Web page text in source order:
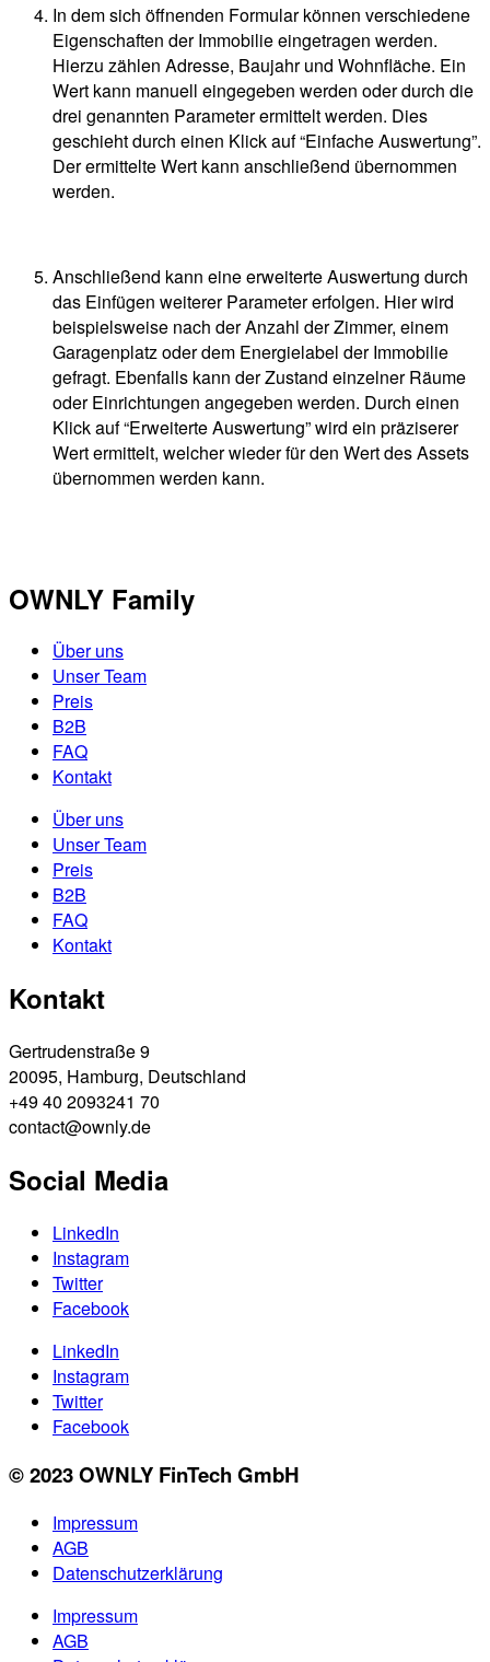
In dem sich öffnenden Formular können verschiedene
Eigenschaften der Immobilie eingetragen werden.
Hierzu zählen Adresse, Baujahr und Wohnfläche. Ein
Wert kann manuell eingegeben werden oder durch die
drei genannten Parameter ermittelt werden. Dies
geschieht durch einen Klick auf “Einfache Auswertung”.
Der ermittelte Wert kann anschließend übernommen
werden.
Anschließend kann eine erweiterte Auswertung durch
das Einfügen weiterer Parameter erfolgen. Hier wird
beispielsweise nach der Anzahl der Zimmer, einem
Garagenplatz oder dem Energielabel der Immobilie
gefragt. Ebenfalls kann der Zustand einzelner Räume
oder Einrichtungen angegeben werden. Durch einen
Klick auf “Erweiterte Auswertung” wird ein präziserer
Wert ermittelt, welcher wieder für den Wert des Assets
übernommen werden kann.
OWNLY Family
Über uns
Unser Team
Preis
B2B
FAQ
Kontakt
Über uns
Unser Team
Preis
B2B
FAQ
Kontakt
Kontakt
Gertrudenstraße 9
20095, Hamburg, Deutschland
+49 40 2093241 70
contact@ownly.de
Social Media
LinkedIn
Instagram
Twitter
Facebook
LinkedIn
Instagram
Twitter
Facebook
© 2023 OWNLY FinTech GmbH
Impressum
AGB
Datenschutzerklärung
Impressum
AGB